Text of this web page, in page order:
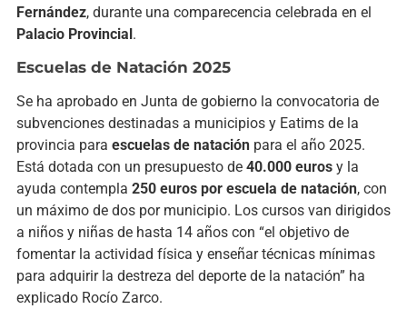
Fernández, durante una comparecencia celebrada en el
Palacio Provincial.
Escuelas de Natación 2025
Se ha aprobado en Junta de gobierno la convocatoria de
subvenciones destinadas a municipios y Eatims de la
provincia para escuelas de nataciónpara el año 2025.
Está dotada con un presupuesto de 40.000 eurosy la
ayuda contempla 250 euros por escuela de natación, con
un máximo de dos por municipio. Los cursos van dirigidos
a niños y niñas de hasta 14 años con “el objetivo de
fomentar la actividad física y enseñar técnicas mínimas
para adquirir la destreza del deporte de la natación” ha
explicado Rocío Zarco.